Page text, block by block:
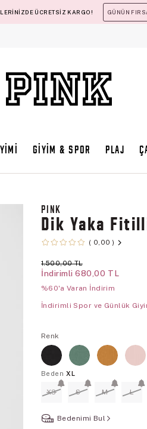
ÜCRETSİZ KARGO! GÜNÜN
GİYİM & SPOR PLAJ
PINK
Dik Yaka
0,00
1.500,00 TL
İndirimli 680,00 TL
%60'a Varan İndirim
İndirimli Spor ve Günlük
Renk
Beden XL
XS S M L
Bedenimi Bul